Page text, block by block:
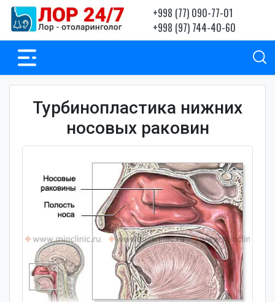
+998 (77) 090-77-01
+998 (97) 744-40-60
Турбинопластика нижних
носовых раковин